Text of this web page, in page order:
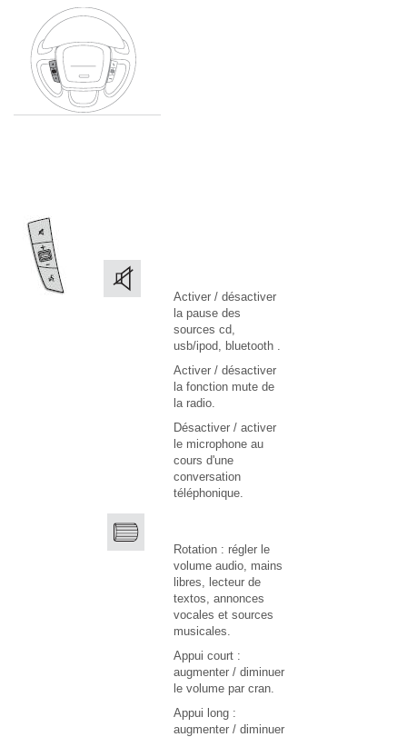
Activer / désactiver
la pause des
sources cd,
usb/ipod, bluetooth .
Activer / désactiver
la fonction mute de
la radio.
Désactiver / activer
le microphone au
cours d'une
conversation
téléphonique.
Rotation : régler le
volume audio, mains
libres, lecteur de
textos, annonces
vocales et sources
musicales.
Appui court :
augmenter / diminuer
le volume par cran.
Appui long :
augmenter / diminuer